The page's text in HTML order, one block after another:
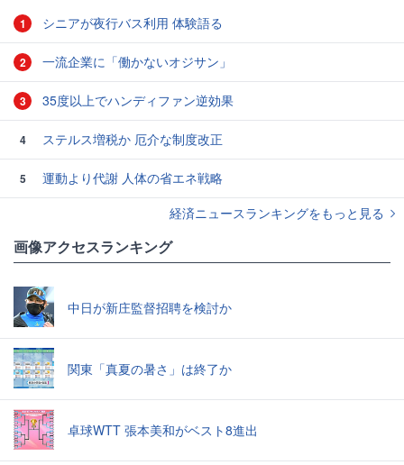
1 シニアが夜行バス利用 体験語る
2 一流企業に「働かないオジサン」
3 35度以上でハンディファン逆効果
4 ステルス増税か 厄介な制度改正
5
運動より代謝 人体の省エネ戦略
経済ニュースランキングをもっと見る
画像アクセスランキング
中日が新庄監督招聘を検討か
関東「真夏の暑さ」は終了か
卓球WTT 張本美和がベスト8進出